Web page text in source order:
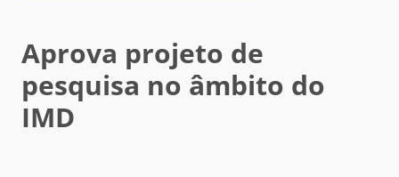
Aprova projeto de
pesquisa no âmbito do
IMD